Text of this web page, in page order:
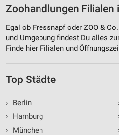
Zoohandlungen Filialen
Egal ob Fressnapf oder ZOO &
und Umgebung findest Du alles
Finde hier Filialen und
Top Städte
›
Berlin
›
Hamburg
›
München
›
›
›